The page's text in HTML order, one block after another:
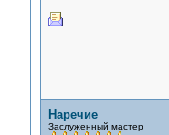
Наречие
Заслуженный мастер